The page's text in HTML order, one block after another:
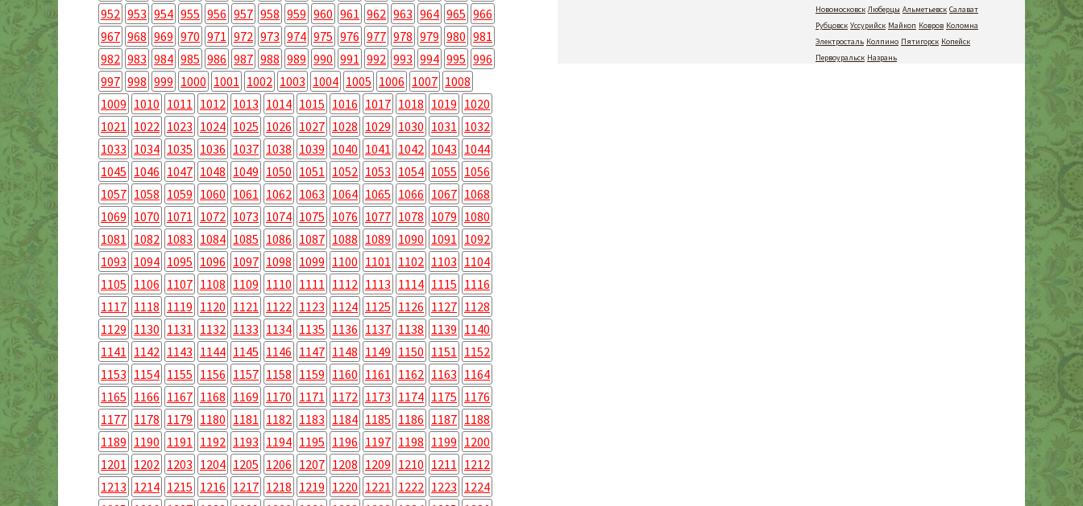
952 953 954 955 956 957 958 959 960 961 962 963 964 965 966
967 968 969 970 971 972 973 974 975 976 977 978 979 980 981
982 983 984 985 986 987 988 989 990 991 992 993 994 995 996
997 998 999 1000 1001 1002 1003 1004 1005 1006 1007 1008
1009 1010 1011 1012 1013 1014 1015 1016 1017 1018 1019 1020
1021 1022 1023 1024 1025 1026 1027 1028 1029 1030 1031 1032
1033 1034 1035 1036 1037 1038 1039 1040 1041 1042 1043 1044
1045 1046 1047 1048 1049 1050 1051 1052 1053 1054 1055 1056
1057 1058 1059 1060 1061 1062 1063 1064 1065 1066 1067 1068
1069 1070 1071 1072 1073 1074 1075 1076 1077 1078 1079 1080
1081 1082 1083 1084 1085 1086 1087 1088 1089 1090 1091 1092
1093 1094 1095 1096 1097 1098 1099 1100 1101 1102 1103 1104
1105 1106 1107 1108 1109 1110 1111 1112 1113 1114 1115 1116
1117 1118 1119 1120 1121 1122 1123 1124 1125 1126 1127 1128
1129 1130 1131 1132 1133 1134 1135 1136 1137 1138 1139 1140
1141 1142 1143 1144 1145 1146 1147 1148 1149 1150 1151 1152
1153 1154 1155 1156 1157 1158 1159 1160 1161 1162 1163 1164
1165 1166 1167 1168 1169 1170 1171 1172 1173 1174 1175 1176
1177 1178 1179 1180 1181 1182 1183 1184 1185 1186 1187 1188
1189 1190 1191 1192 1193 1194 1195 1196 1197 1198 1199 1200
1201 1202 1203 1204 1205 1206 1207 1208 1209 1210 1211 1212
1213 1214 1215 1216 1217 1218 1219 1220 1221 1222 1223 1224
Новомосковск Люберцы Альметьевск Салават
Рубцовск Уссурийск Майкоп Ковров Коломна
Электросталь Колпино Пятигорск Копейск
Первоуральск Назрань